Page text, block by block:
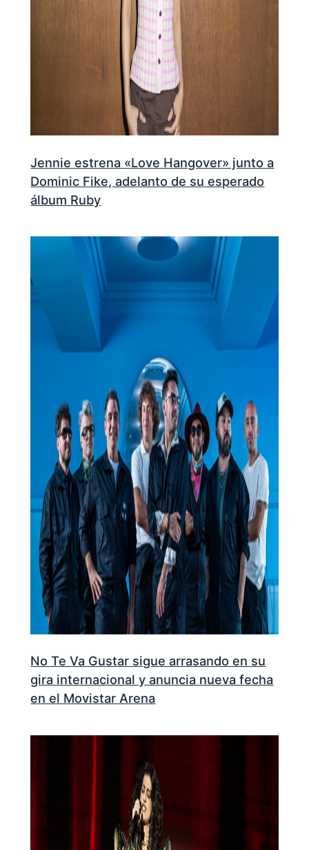
Jennie estrena «Love Hangover» junto a
Dominic Fike, adelanto de su esperado
álbum Ruby
No Te Va Gustar sigue arrasando en su
gira internacional y anuncia nueva fecha
en el Movistar Arena